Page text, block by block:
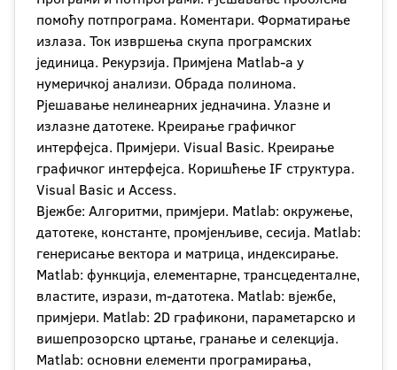
помоћу потпрограма. Коментари. Форматирање
излаза. Ток извршења скупа програмских
јединица. Рекурзија. Примјена Matlab-а у
нумеричкој анализи. Обрада полинома.
Рјешавање нелинеарних једначина. Улазне и
излазне датотеке. Креирање графичког
интерфејса. Примјери. Visual Basic. Креирање
графичког интерфејса. Коришћење IF структура.
Visual Basic и Access.
Вјежбе: Алгоритми, примјери. Matlab: окружење,
датотеке, константе, промјенљиве, сесија. Matlab:
генерисање вектора и матрица, индексирање.
Matlab: функција, елементарне, трансцеденталне,
властите, изрази, m-датотека. Matlab: вјежбе,
примјери. Мatlab: 2D графикони, параметарско и
вишепрозорско цртање, гранање и селекција.
Matlab: основни елементи програмирања,